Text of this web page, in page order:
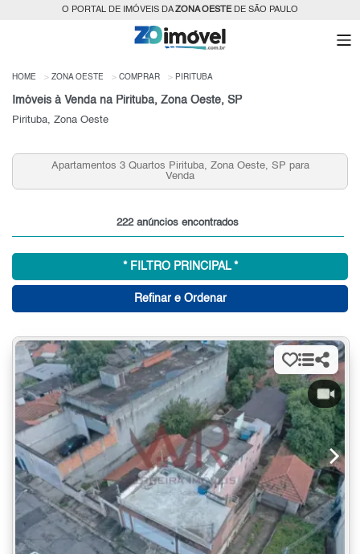
O PORTAL DE IMÓVEIS DAZONA OESTEDE SÃO PAULO
HOME ZONA OESTE COMPRAR PIRITUBA
Imóveis à Venda na Pirituba, Zona Oeste, SP
Pirituba, Zona Oeste
Apartamentos 3 Quartos Pirituba, Zona Oeste, SP para
222 anúncios encontrados
* FILTRO PRINCIPAL *
Refinar e Ordenar